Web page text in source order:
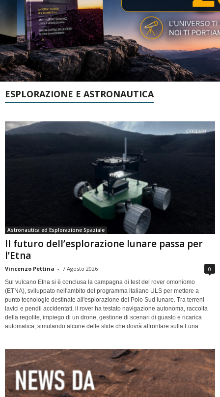
ESPLORAZIONE E ASTRONAUTICA
Astronautica ed Esplorazione Spaziale
Il futuro dell’esplorazione lunare passa per
l’Etna
Vincenzo Pettina - 7 Agosto 2026 0
Sul vulcano Etna si è conclusa la campagna di test del rover omoniomo
(ETNA), sviluppato nell'ambito del programma italiano ULS per mettere a
punto tecnologie destinate all'esplorazione del Polo Sud lunare. Tra terreni
lavici e pendii accidentati, il rover ha testato navigazione autonoma, raccolta
della regolite, impiego di un drone, gestione di scenari di guasto e ricarica
automatica, simulando alcune delle sfide che dovrà affrontare sulla Luna